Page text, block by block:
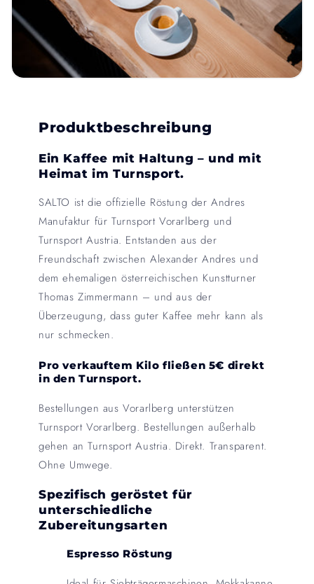
Produktbeschreibung
Ein Kaffee mit Haltung – und mit
Heimat im Turnsport.
SALTO ist die offizielle Röstung der Andres
Manufaktur für Turnsport Vorarlberg und
Turnsport Austria. Entstanden aus der
Freundschaft zwischen Alexander Andres und
dem ehemaligen österreichischen Kunstturner
Thomas Zimmermann – und aus der
Überzeugung, dass guter Kaffee mehr kann als
nur schmecken.
Pro verkauftem Kilo fließen 5€ direkt
in den Turnsport.
Bestellungen aus Vorarlberg unterstützen
Turnsport Vorarlberg. Bestellungen außerhalb
gehen an Turnsport Austria. Direkt. Transparent.
Ohne Umwege.
Spezifisch geröstet für
unterschiedliche
Zubereitungsarten
Espresso Röstung